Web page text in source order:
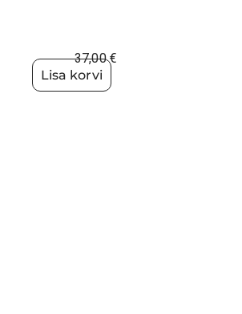
37,00€
Lisa korvi